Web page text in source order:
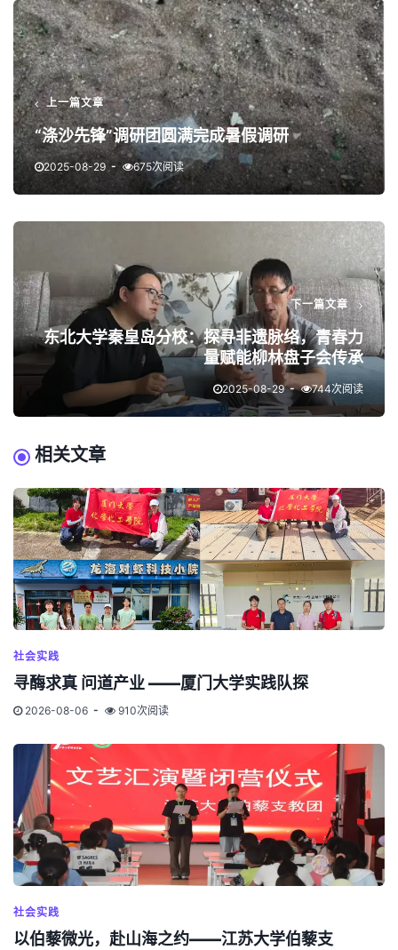
上一篇文章
“涤沙先锋”调研团圆满完成暑假调研
2025-08-29 675次阅读
下一篇文章
东北大学秦皇岛分校：探寻非遗脉络，青春力
量赋能柳林盘子会传承
2025-08-29 744次阅读
相关文章
社会实践
寻酶求真 问道产业 ——厦门大学实践队探
2026-08-06 910次阅读
社会实践
以伯藜微光，赴山海之约——江苏大学伯藜支